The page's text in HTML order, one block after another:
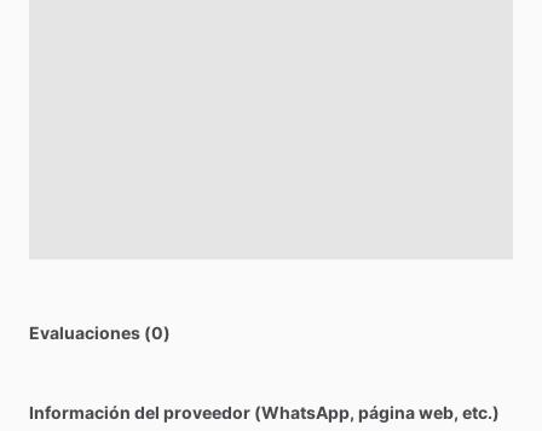
Evaluaciones (0)
Información del proveedor (WhatsApp, página web, etc.)